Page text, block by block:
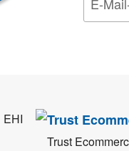
EHI
Trust